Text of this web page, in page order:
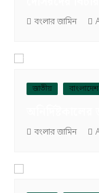
বংলার জামিন
জাতীয়
বংলার জামিন